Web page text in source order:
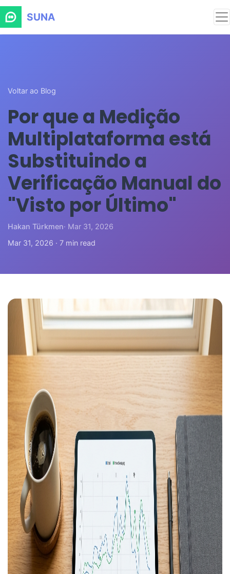
SUNA
Voltar ao Blog
Por que a Medição
Multiplataforma está
Substituindo a
Verificação Manual do
"Visto por Último"
Hakan Türkmen· Mar 31, 2026
Mar 31, 2026 · 7 min read